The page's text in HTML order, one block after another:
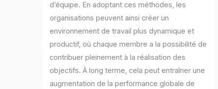
d’équipe. En adoptant ces méthodes, les
organisations peuvent ainsi créer un
environnement de travail plus dynamique et
productif, où chaque membre a la possibilité de
contribuer pleinement à la réalisation des
objectifs. À long terme, cela peut entraîner une
augmentation de la performance globale de